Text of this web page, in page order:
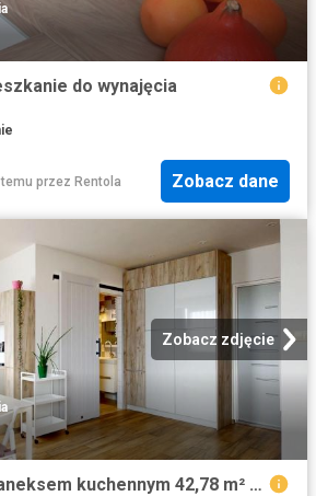
do wynajęcia
przez Rentola Zobacz dane
Zobacz zdjęcie
Mieszkanie m2 z aneksem kuchennym 42,78 m² na wynajem Gliwice, Śródmieście